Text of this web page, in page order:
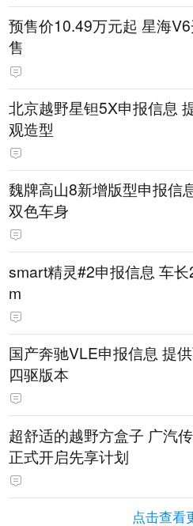
预售价10.49万元起 星海
售
北京越野星钽5X申报信息
观造型
魏牌高山8新增版型申报信
双色车身
smart精灵#2申报信息 车
m
国产奔驰VLE申报信息 提
四驱版本
超舒适的越野方盒子 广汽
正式开启先享计划
点击查看